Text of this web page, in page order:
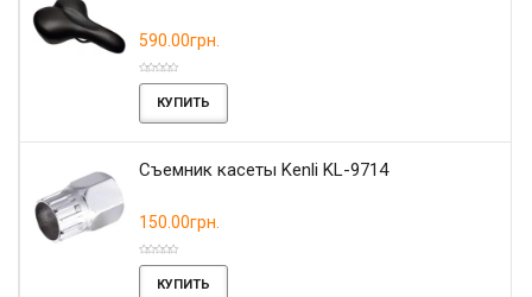
590.00грн.
КУПИТЬ
Съемник касеты Kenli KL-9714
150.00грн.
КУПИТЬ